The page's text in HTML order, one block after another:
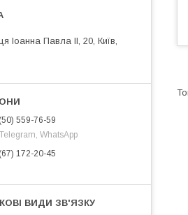
Іоанна Павла ІІ, 20, Київ,
559-76-59
WhatsApp
172-20-45